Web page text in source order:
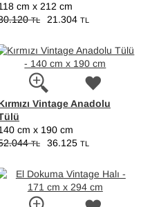
cm x 212 cm
TL 21.304 TL
Vintage Anadolu
cm x 190 cm
TL 36.125 TL